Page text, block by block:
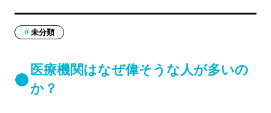
未分類
医療機関はなぜ偉そうな人が多いの
か？